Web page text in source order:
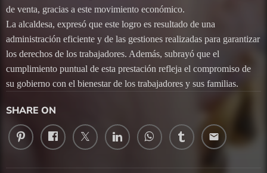
de venta, gracias a este movimiento económico.
La alcaldesa, expresó que este logro es resultado de una
administración eficiente y de las gestiones realizadas para garantizar
los derechos de los trabajadores. Además, subrayó que el
cumplimiento puntual de esta prestación refleja el compromiso de
su gobierno con el bienestar de los trabajadores y sus familias.
SHARE ON
email